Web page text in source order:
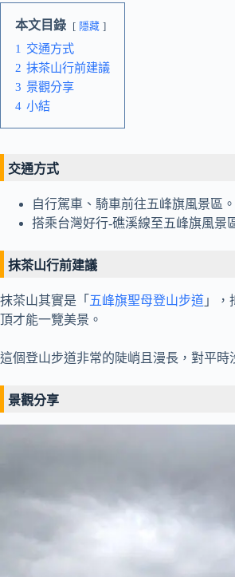
本文目錄 隱藏
1 交通方式
2 抹茶山行前建議
3 景觀分享
4 小結
交通方式
自行駕車、騎車前往五峰旗風景區。
搭乘台灣好行-礁溪線至五峰旗風景
抹茶山行前建議
抹茶山其實是「 五峰旗聖母登山步道 」
頂才能一覽美景。
這個登山步道非常的陡峭且漫長，對平
景觀分享